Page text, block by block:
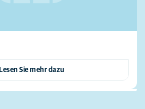
Lesen Sie mehr dazu